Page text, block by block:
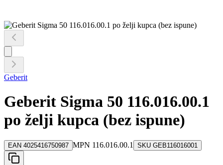
Geberit
Geberit Sigma 50 116.016.00.1
po želji kupca (bez ispune)
EAN 4025416750987 MPN 116.016.00.1 SKU GEB116016001